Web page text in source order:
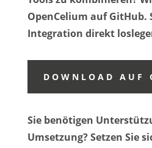
OpenCelium auf GitHub.
Integration direkt
DOWNLOAD AUF
Sie benötigen
Umsetzung? Setzen Sie